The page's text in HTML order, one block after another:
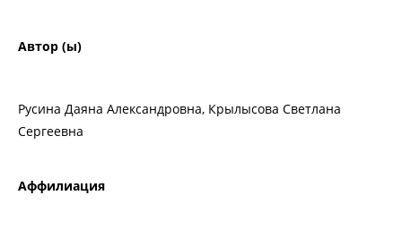
Автор (ы)
Русина Даяна Александровна, Крылысова Светлана
Сергеевна
Аффилиация